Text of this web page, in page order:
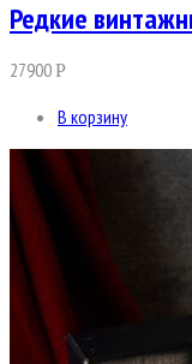
Редкие
27900Р
В корзину